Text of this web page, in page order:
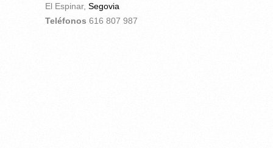
El Espinar, Segovia
Teléfonos 616 807 987